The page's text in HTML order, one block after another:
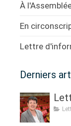
À
En
Lettre
Derniers